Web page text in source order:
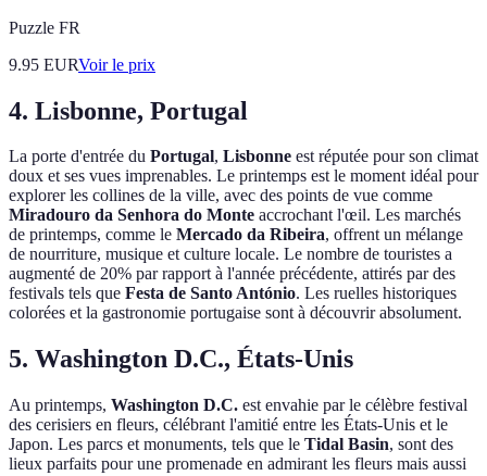
Puzzle FR
9.95 EURVoir le prix
4. Lisbonne, Portugal
La porte d'entrée du Portugal, Lisbonne est réputée pour son climat
doux et ses vues imprenables. Le printemps est le moment idéal pour
explorer les collines de la ville, avec des points de vue comme
Miradouro da Senhora do Monte accrochant l'œil. Les marchés
de printemps, comme le Mercado da Ribeira, offrent un mélange
de nourriture, musique et culture locale. Le nombre de touristes a
augmenté de 20% par rapport à l'année précédente, attirés par des
festivals tels que Festa de Santo António. Les ruelles historiques
colorées et la gastronomie portugaise sont à découvrir absolument.
5. Washington D.C., États-Unis
Au printemps, Washington D.C. est envahie par le célèbre festival
des cerisiers en fleurs, célébrant l'amitié entre les États-Unis et le
Japon. Les parcs et monuments, tels que le Tidal Basin, sont des
lieux parfaits pour une promenade en admirant les fleurs mais aussi